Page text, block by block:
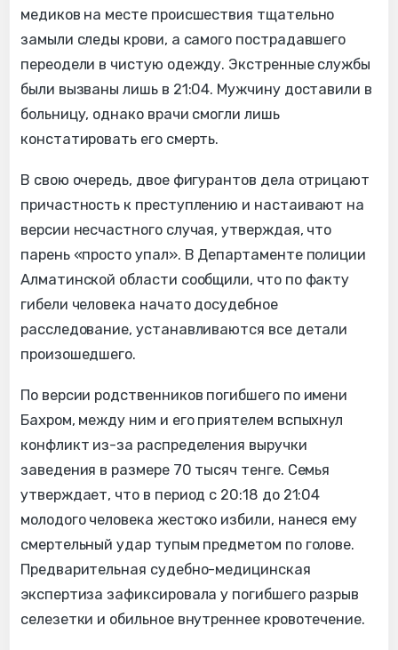
медиков на месте происшествия тщательно
замыли следы крови, а самого пострадавшего
переодели в чистую одежду. Экстренные службы
были вызваны лишь в 21:04. Мужчину доставили в
больницу, однако врачи смогли лишь
констатировать его смерть.
В свою очередь, двое фигурантов дела отрицают
причастность к преступлению и настаивают на
версии несчастного случая, утверждая, что
парень «просто упал». В Департаменте полиции
Алматинской области сообщили, что по факту
гибели человека начато досудебное
расследование, устанавливаются все детали
произошедшего.
По версии родственников погибшего по имени
Бахром, между ним и его приятелем вспыхнул
конфликт из-за распределения выручки
заведения в размере 70 тысяч тенге. Семья
утверждает, что в период с 20:18 до 21:04
молодого человека жестоко избили, нанеся ему
смертельный удар тупым предметом по голове.
Предварительная судебно-медицинская
экспертиза зафиксировала у погибшего разрыв
селезетки и обильное внутреннее кровотечение.